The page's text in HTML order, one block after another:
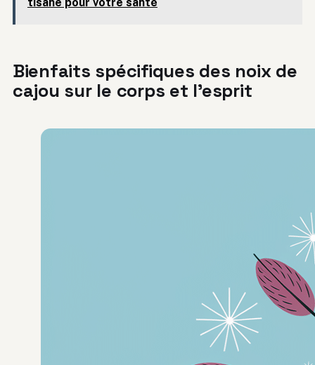
tisane pour votre santé
Bienfaits spécifiques des noix de
cajou sur le corps et l’esprit